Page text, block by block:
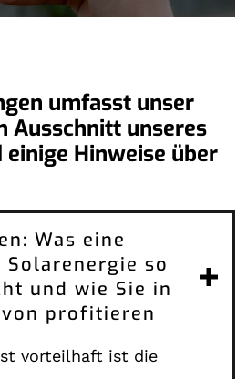
umfasst unser
Ausschnitt unseres
Hinweise über
Was eine
so
und wie Sie in
profitieren
vorteilhaft ist die